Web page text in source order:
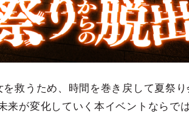
救うため、時間を巻き戻して夏祭
来が変化していく本イベントならで